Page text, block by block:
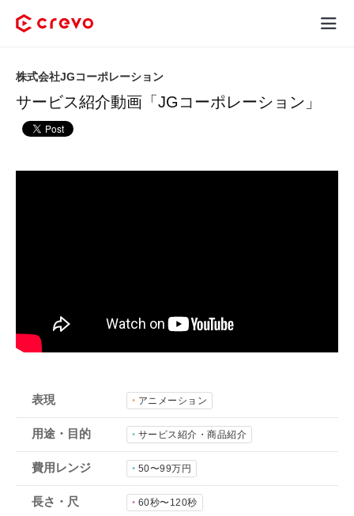
採用コンテンツ制作
お役立ち情報
会社概要
採用情報
お問合わせ・無料見積もり
サービス紹介動画「JGコーポレーション」
株式会社JGコーポレーション
表現 アニメーション
用途・目的 サービス紹介・商品紹介
費用レンジ 50〜99万円
長さ・尺 60秒〜120秒